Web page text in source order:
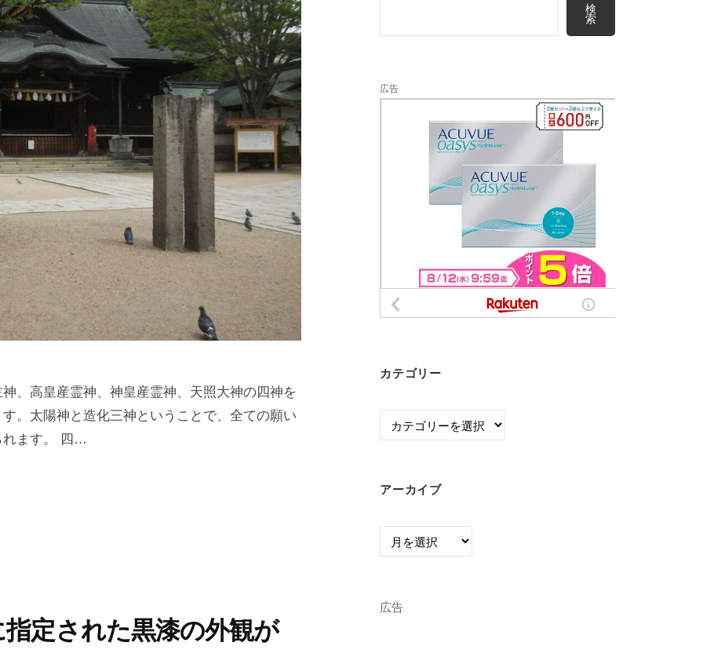
、高皇産霊神、神皇産霊神、天照大神の四神を
。太陽神と造化三神ということで、全ての願い
れます。 四…
定された黒漆の外観が
検
索
広告
カテゴリー
カ
ー
アーカイブ
ア
ブ
広告